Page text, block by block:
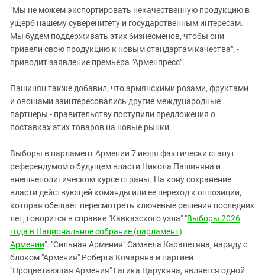
"Мы не можем экспортировать некачественную продукцию в
ущерб нашему суверенитету и государственным интересам.
Мы будем поддерживать этих бизнесменов, чтобы они
привели свою продукцию к новым стандартам качества", -
приводит заявление премьера "Арменпресс".
Пашинян также добавил, что армянскими розами, фруктами
и овощами заинтересовались другие международные
партнеры - правительству поступили предложения о
поставках этих товаров на новые рынки.
Выборы в парламент Армении 7 июня фактически станут
референдумом о будущем власти Никола Пашиняна и
внешнеполитическом курсе страны. На кону сохранение
власти действующей команды или ее переход к оппозиции,
которая обещает пересмотреть ключевые решения последних
лет, говорится в справке "Кавказского узла" "Выборы 2026
года в Национальное собрание (парламент)
Армении". "Сильная Армения" Самвела Карапетяна, наряду с
блоком "Армения" Роберта Кочаряна и партией
"Процветающая Армения" Гагика Царукяна, является одной